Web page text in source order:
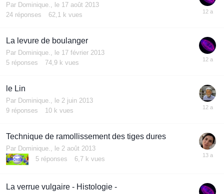
Par Dominique.
le 17 août 2013
24 réponses 62,1 k vues
La levure de boulanger
Par Dominique.
le 17 février 2013
5 réponses 74,9 k vues
le Lin
Par Dominique.
le 2 juin 2013
9 réponses 10 k vues
Technique de ramollissement des tiges dures
Par Dominique.
le 2 août 2013
5 réponses 6,7 k vues
La verrue vulgaire - Histologie -